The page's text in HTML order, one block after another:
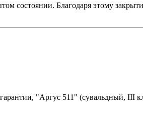
состоянии. Благодаря этому
"Аргус 511" (сувальдный, III